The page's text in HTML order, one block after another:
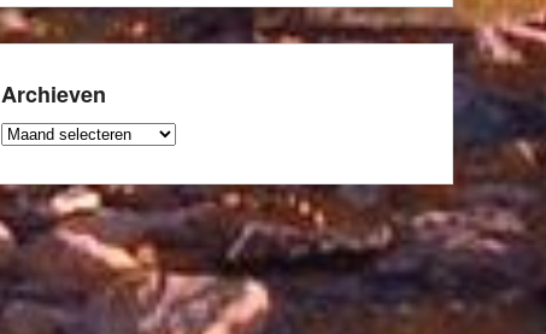
Archieven
Archieven